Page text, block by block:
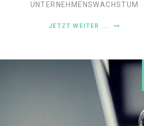
UNTERNEHMENSWACHSTUM
JETZT WEITER ...